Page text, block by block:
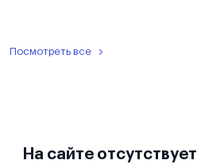
Посмотреть все
На сайте отсутствует